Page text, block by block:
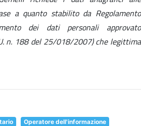
a quanto stabilito da Regolamento
dei dati personali approvato
n. 188 del 25/018/2007) che legittima
Operatore dell'informazione